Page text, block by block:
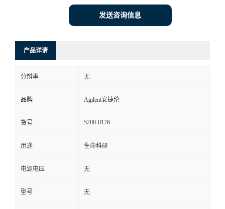
发送咨询信息
产品详请
分辨率 无
品牌 Agilent安捷伦
货号 5200-0176
用途 生命科研
电源电压 无
型号 无